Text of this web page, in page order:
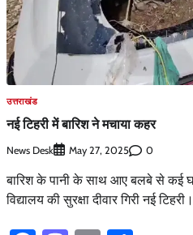
उत्तराखंड
नई टिहरी में बारिश ने मचाया कहर
News Desk May 27, 2025 0
बारिश के पानी के साथ आए बलबे से कई
विद्यालय की सुरक्षा दीवार गिरी नई